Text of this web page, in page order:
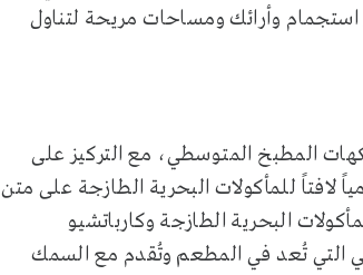
استجمام وأرائك ومساحات مريحة لتناول
المطبخ المتوسطي، مع التركيز على
لافتاً للمأكولات البحرية الطازجة على متن
البحرية الطازجة وكارباتشيو
التي تُعد في المطعم وتُقدم مع السمك